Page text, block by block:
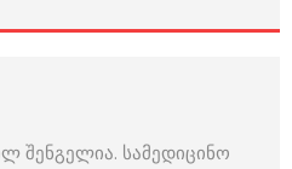
შენგელია. სამედიცინო